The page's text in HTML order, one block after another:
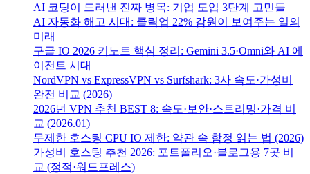
AI 코딩이 드러낸 진짜 병목: 기업 도입 3단계 고민들
AI 자동화 해고 시대: 클릭업 22% 감원이 보여주는 일의
미래
구글 IO 2026 키노트 핵심 정리: Gemini 3.5·Omni와 AI 에
이전트 시대
NordVPN vs ExpressVPN vs Surfshark: 3사 속도·가성비
완전 비교 (2026)
2026년 VPN 추천 BEST 8: 속도·보안·스트리밍·가격 비
교 (2026.01)
무제한 호스팅 CPU IO 제한: 약관 속 함정 읽는 법 (2026)
가성비 호스팅 추천 2026: 포트폴리오·블로그용 7곳 비
교 (정적·워드프레스)